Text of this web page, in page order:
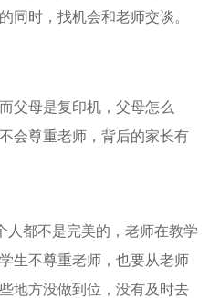
同时，找机会和老师交谈。
父母是复印机，父母怎么
会尊重老师，背后的家长有
人都不是完美的，老师在教学
生不尊重老师，也要从老师
地方没做到位，没有及时去